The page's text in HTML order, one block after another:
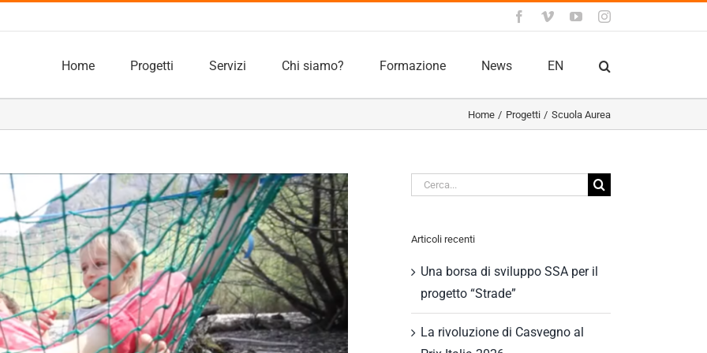
Facebook
VimeoYouTubeInstagram
Home Progetti Servizi Chi siamo? Formazione News EN
Home Progetti Scuola Aurea
Cerca
Articoli recenti
Una borsa di sviluppo SSA per il
progetto “Strade”
La rivoluzione di Casvegno al